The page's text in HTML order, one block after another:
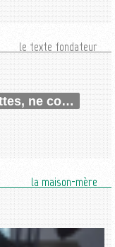
le texte fondateur
Ici les Passeurs de Bougnettes, ne coupez pas !
la maison-mère